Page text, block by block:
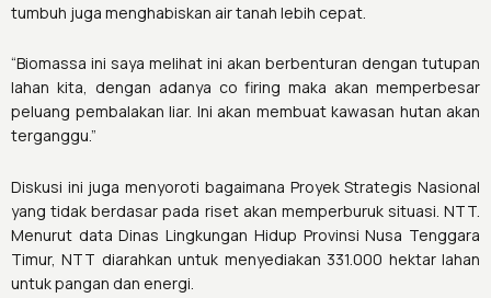
tumbuh juga menghabiskan air tanah lebih cepat.
“Biomassa ini saya melihat ini akan berbenturan dengan tutupan
lahan kita, dengan adanya co firing maka akan memperbesar
peluang pembalakan liar. Ini akan membuat kawasan hutan akan
terganggu.”
Diskusi ini juga menyoroti bagaimana Proyek Strategis Nasional
yang tidak berdasar pada riset akan memperburuk situasi. NTT.
Menurut data Dinas Lingkungan Hidup Provinsi Nusa Tenggara
Timur, NTT diarahkan untuk menyediakan 331.000 hektar lahan
untuk pangan dan energi.